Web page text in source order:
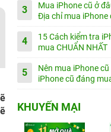
3
Mua iPhone cũ ở
Địa chỉ mua iPhone
4
15 Cách kiểm tra
mua CHUẨN NHẤT
5
Nên mua iPhone
iPhone cũ đáng
KHUYẾN MẠI